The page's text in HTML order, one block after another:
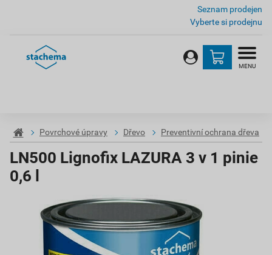
Seznam prodejen
Vyberte si prodejnu
MENU
Povrchové úpravy Dřevo Preventivní ochrana dřeva
LN500 Lignofix LAZURA 3 v 1 pinie
0,6 l